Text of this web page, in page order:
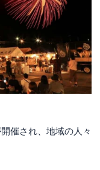
催され、地域の人々